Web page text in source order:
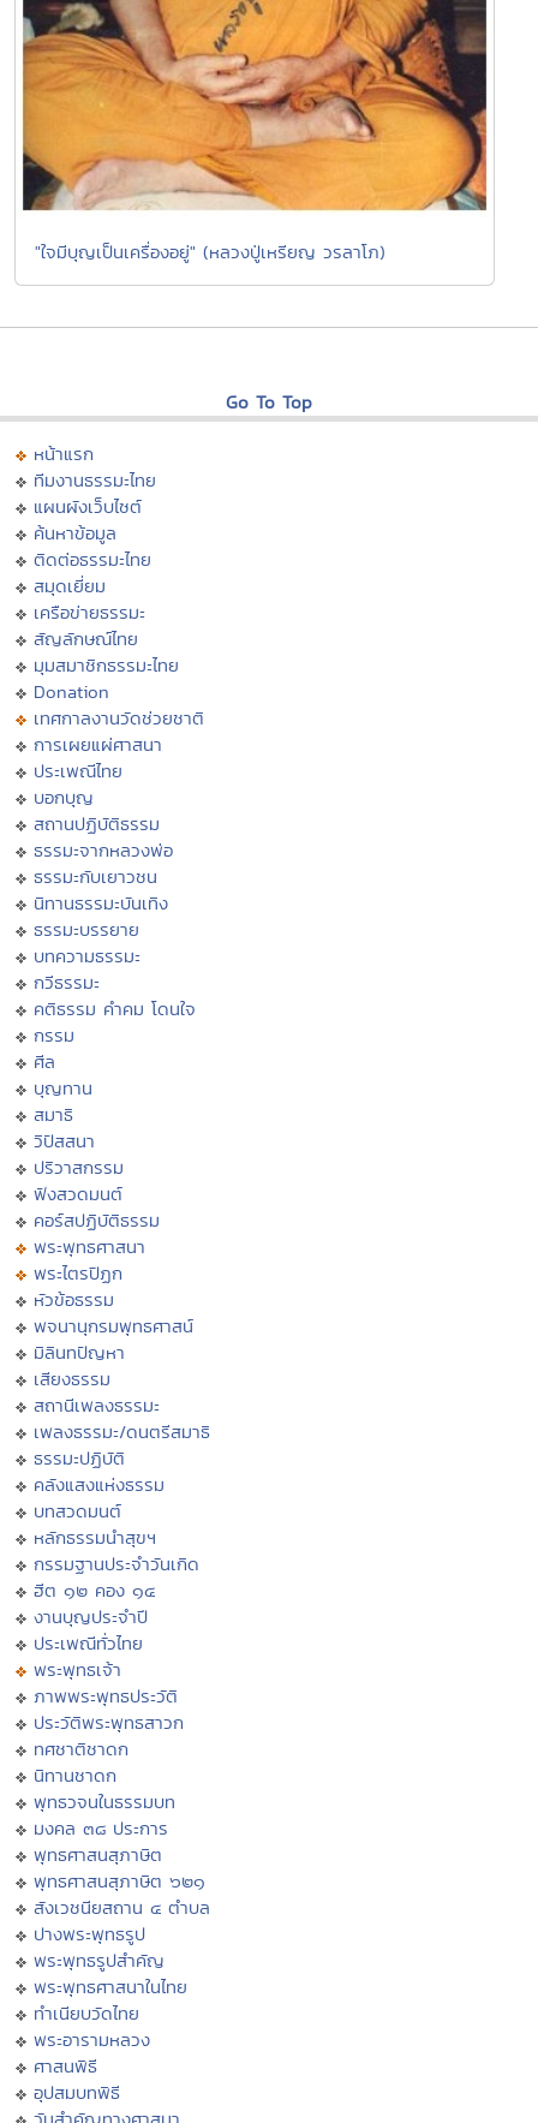
"ใจมีบุญเป็นเครื่องอยู่" (หลวงปู่เหรียญ วรลาโภ)
Go To Top
หน้าแรก
ทีมงานธรรมะไทย
แผนผังเว็บไซต์
ค้นหาข้อมูล
ติดต่อธรรมะไทย
สมุดเยี่ยม
เครือข่ายธรรมะ
สัญลักษณ์ไทย
มุมสมาชิกธรรมะไทย
Donation
เทศกาลงานวัดช่วยชาติ
การเผยแผ่ศาสนา
ประเพณีไทย
บอกบุญ
สถานปฏิบัติธรรม
ธรรมะจากหลวงพ่อ
ธรรมะกับเยาวชน
นิทานธรรมะบันเทิง
ธรรมะบรรยาย
บทความธรรมะ
กวีธรรมะ
คติธรรม คำคม โดนใจ
กรรม
ศีล
บุญทาน
สมาธิ
วิปัสสนา
ปริวาสกรรม
ฟังสวดมนต์
คอร์สปฏิบัติธรรม
พระพุทธศาสนา
พระไตรปิฏก
หัวข้อธรรม
พจนานุกรมพุทธศาสน์
มิลินทปัญหา
เสียงธรรม
สถานีเพลงธรรมะ
เพลงธรรมะ/ดนตรีสมาธิ
ธรรมะปฏิบัติ
คลังแสงแห่งธรรม
บทสวดมนต์
หลักธรรมนำสุขฯ
กรรมฐานประจำวันเกิด
ฮีต ๑๒ คอง ๑๔
งานบุญประจำปี
ประเพณีทั่วไทย
พระพุทธเจ้า
ภาพพระพุทธประวัติ
ประวัติพระพุทธสาวก
ทศชาติชาดก
นิทานชาดก
พุทธวจนในธรรมบท
มงคล ๓๘ ประการ
พุทธศาสนสุภาษิต
พุทธศาสนสุภาษิต ๖๒๑
สังเวชนียสถาน ๔ ตำบล
ปางพระพุทธรูป
พระพุทธรูปสำคัญ
พระพุทธศาสนาในไทย
ทำเนียบวัดไทย
พระอารามหลวง
ศาสนพิธี
อุปสมบทพิธี